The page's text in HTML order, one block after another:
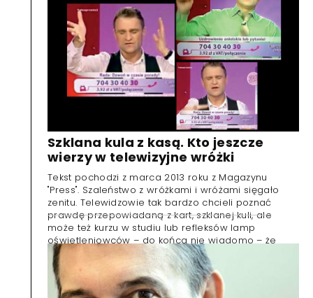
Szklana kula z kasą. Kto jeszcze
wierzy w telewizyjne wróżki
Tekst pochodzi z marca 2013 roku z Magazynu
"Press". Szaleństwo z wróżkami i wróżami sięgało
zenitu. Telewidzowie tak bardzo chcieli poznać
prawdę przepowiadaną z kart, szklanej kuli, ale
może też kurzu w studiu lub refleksów lamp
oświetleniowców – do końca nie wiadomo – że
gotowi byli płacić za takie seanse duże pieniądze.
By dowiedzieć się czegoś o tym biznesie, autorka
tekstu Elżbieta Rutkowska, też musiała sporo wydać
(choć księgowy już nie pamięta ile).